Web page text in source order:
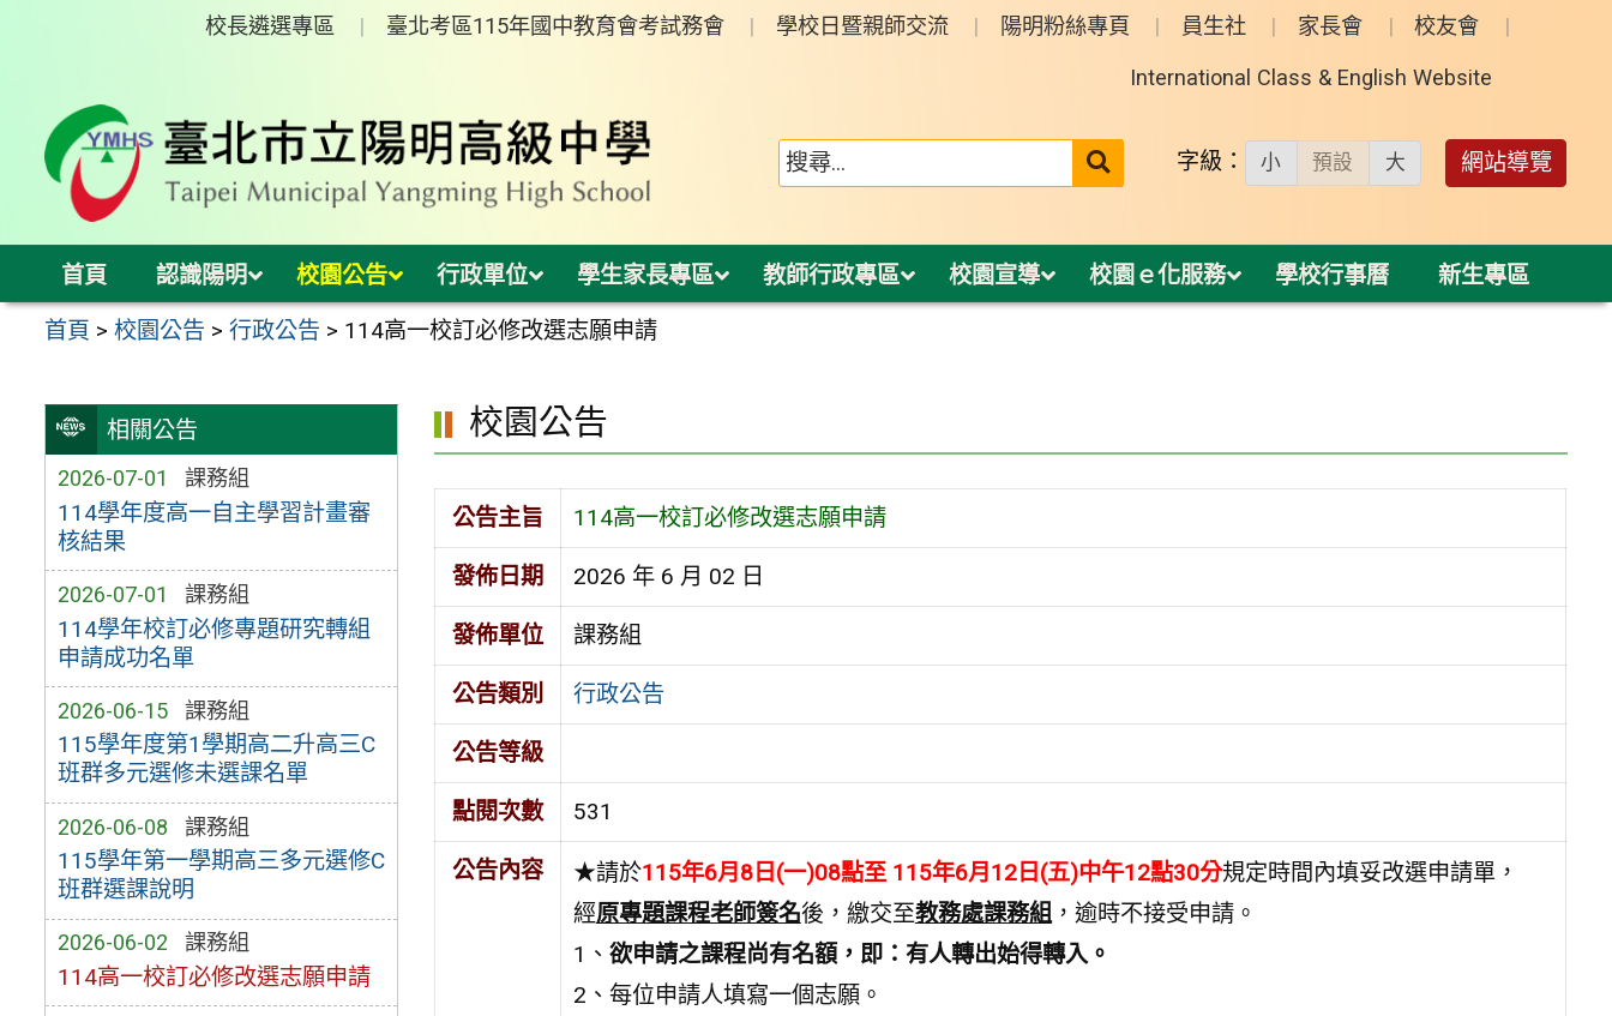
校長遴選專區 臺北考區115年國中教育會考試務會 學校日暨親師交流 陽明粉絲專頁 員生社 家長會 校友會
International Class & English Website
送出 字級： 小 預設 大 網站導覽
首頁 認識陽明 校園公告 行政單位 學生家長專區 教師行政專區 校園宣導 校園ｅ化服務 學校行事曆 新生專區
首頁 >校園公告 >行政公告 > 114高一校訂必修改選志願申請
相關公告
2026-07-01 課務組
114學年度高一自主學習計畫審
核結果
2026-07-01 課務組
114學年校訂必修專題研究轉組
申請成功名單
2026-06-15 課務組
115學年度第1學期高二升高三C
班群多元選修未選課名單
2026-06-08 課務組
115學年第一學期高三多元選修C
班群選課說明
2026-06-02 課務組
114高一校訂必修改選志願申請
校園公告
公告主旨 114高一校訂必修改選志願申請
發佈日期 2026 年 6 月 02 日
發佈單位 課務組
公告類別 行政公告
公告等級
點閱次數 531
公告內容 ★請於115年6月8日(一)08點至 115年6月12日(五)中午12點30分規定時間內填妥改選申請單，
經原專題課程老師簽名後，繳交至教務處課務組，逾時不接受申請。
1、 欲申請之課程尚有名額，即：有人轉出始得轉入。
2、每位申請人填寫一個志願。